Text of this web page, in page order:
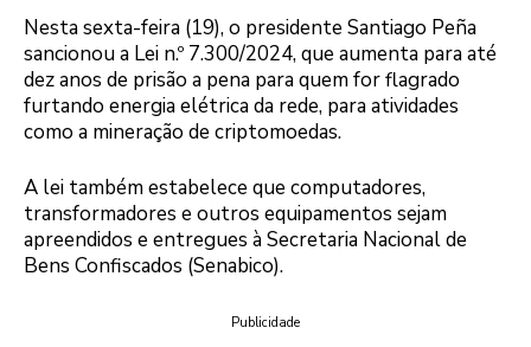
Nesta sexta-feira (19), o presidente Santiago Peña
sancionou a Lei n.º 7.300/2024, que aumenta para até
dez anos de prisão a pena para quem for flagrado
furtando energia elétrica da rede, para atividades
como a mineração de criptomoedas.
A lei também estabelece que computadores,
transformadores e outros equipamentos sejam
apreendidos e entregues à Secretaria Nacional de
Bens Confiscados (Senabico).
Publicidade